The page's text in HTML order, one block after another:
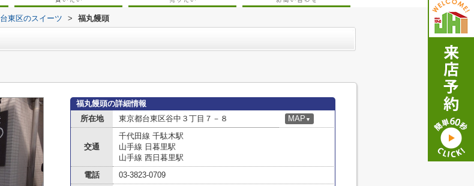
台東区のスイーツ > 福丸饅頭
福丸饅頭の詳細情報
所在地
東京都台東区谷中３丁目７－８ MAP ▼
交通
千代田線 千駄木駅
山手線 日暮里駅
山手線 西日暮里駅
電話
03-3823-0709